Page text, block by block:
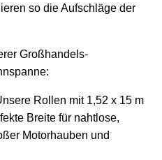
so die Aufschläge der
Großhandels-
Rollen mit 1,52 x 15 m
Breite für nahtlose,
Motorhauben und